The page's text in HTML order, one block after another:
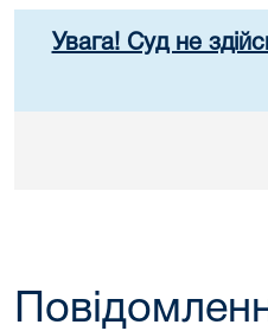
Увага! Суд не